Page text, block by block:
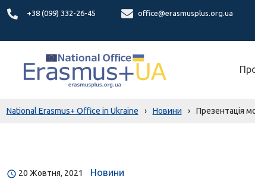
+38 (099) 332-26-45
office@erasmusplus.org.ua
National Erasmus+ Office in Ukraine › Новини › Презентація
20 Жовтня, 2021 Новини